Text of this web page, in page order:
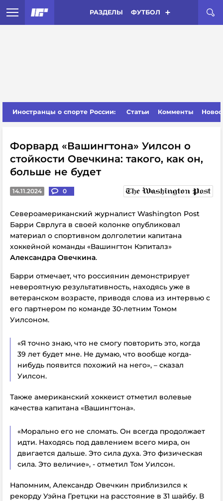
РАЗДЕЛЫ ФУТБОЛ
Иностранцы о спорте России: Статьи Комменты
Форвард «Вашингтона» Уилсон о
стойкости Овечкина: такого, как он,
больше не будет
14.11.2024 0
Североамериканский журналист Washington Post
Барри Сврлуга в своей колонке опубликовал
материал о спортивном долголетии капитана
хоккейной команды «Вашингтон Кэпиталз»
Александра Овечкина.
Барри отмечает, что россиянин демонстрирует
невероятную результативность, находясь уже в
ветеранском возрасте, приводя слова из интервью с
его партнером по команде 30-летним Томом
Уилсоном.
«Я точно знаю, что не смогу повторить это, когда
39 лет будет мне. Не думаю, что вообще когда-
нибудь появится похожий на него», – сказал
Уилсон.
Также американский хоккеист отметил волевые
качества капитана «Вашингтона».
«Морально его не сломать. Он всегда продолжает
идти. Находясь под давлением всего мира, он
двигается дальше. Это сила духа. Это физическая
сила. Это величие», - отметил Том Уилсон.
Напомним, Александр Овечкин приблизился к
рекорду Уэйна Гретцки на расстояние в 31 шайбу. В